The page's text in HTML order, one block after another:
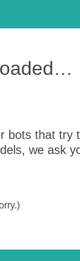
bots that try
we ask